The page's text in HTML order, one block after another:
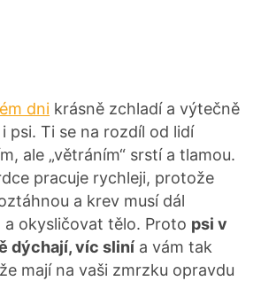
dni krásně zchladí a výtečně
psi. Ti se na rozdíl od lidí
ale „větráním“ srstí a tlamou.
pracuje rychleji, protože
a krev musí dál
okysličovat tělo. Proto psi v
dýchají, víc sliní a vám tak
mají na vaši zmrzku opravdu